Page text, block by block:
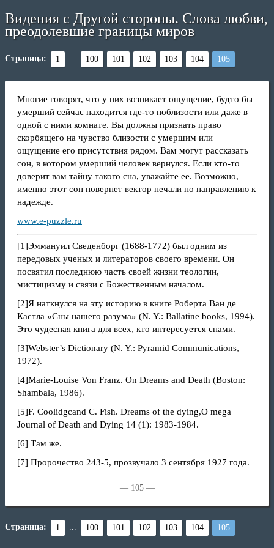
Видения с Другой стороны. Слова любви,
преодолевшие границы миров
Страница: 1 ... 100 101 102 103 104 105
Многие говорят, что у них возникает ощущение, будто бы
умерший сейчас находится где-то поблизости или даже в
одной с ними комнате. Вы должны признать право
скорбящего на чувство близости с умершим или
ощущение его присутствия рядом. Вам могут рассказать
сон, в котором умерший человек вернулся. Если кто-то
доверит вам тайну такого сна, уважайте ее. Возможно,
именно этот сон повернет вектор печали по направлению к
надежде.
www.e-puzzle.ru
[1]Эммануил Сведенборг (1688-1772) был одним из
передовых ученых и литераторов своего времени. Он
посвятил последнюю часть своей жизни теологии,
мистицизму и связи с Божественным началом.
[2]Я наткнулся на эту историю в книге Роберта Ван де
Кастла «Сны нашего разума» (N. Y.: Ballatine books, 1994).
Это чудесная книга для всех, кто интересуется снами.
[3]Webster’s Dictionary (N. Y.: Pyramid Communications,
1972).
[4]Marie-Louise Von Franz. On Dreams and Death (Boston:
Shambala, 1986).
[5]F. Coolidgcand С. Fish. Dreams of the dying,О mega
Journal of Death and Dying 14 (1): 1983-1984.
[6] Там же.
[7] Пророчество 243-5, прозвучало 3 сентября 1927 года.
— 105 —
Страница: 1 ... 100 101 102 103 104 105